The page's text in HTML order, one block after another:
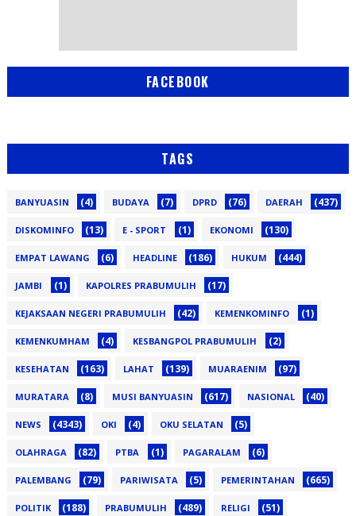
FACEBOOK
TAGS
BANYUASIN (4) BUDAYA (7) DPRD (76) DAERAH (437)
DISKOMINFO (13) E - SPORT (1) EKONOMI (130)
EMPAT LAWANG (6) HEADLINE (186) HUKUM (444)
JAMBI (1) KAPOLRES PRABUMULIH (17)
KEJAKSAAN NEGERI PRABUMULIH (42) KEMENKOMINFO (1)
KEMENKUMHAM (4) KESBANGPOL PRABUMULIH (2)
KESEHATAN (163) LAHAT (139) MUARAENIM (97)
MURATARA (8) MUSI BANYUASIN (617) NASIONAL (40)
NEWS (4343) OKI (4) OKU SELATAN (5)
OLAHRAGA (82) PTBA (1) PAGARALAM (6)
PALEMBANG (79) PARIWISATA (5) PEMERINTAHAN (665)
POLITIK (188) PRABUMULIH (489) RELIGI (51)